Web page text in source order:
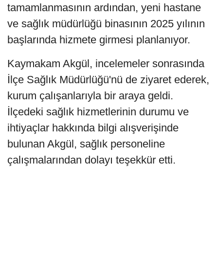
tamamlanmasının ardından, yeni hastane
ve sağlık müdürlüğü binasının 2025 yılının
başlarında hizmete girmesi planlanıyor.
Kaymakam Akgül, incelemeler sonrasında
İlçe Sağlık Müdürlüğü'nü de ziyaret ederek,
kurum çalışanlarıyla bir araya geldi.
İlçedeki sağlık hizmetlerinin durumu ve
ihtiyaçlar hakkında bilgi alışverişinde
bulunan Akgül, sağlık personeline
çalışmalarından dolayı teşekkür etti.